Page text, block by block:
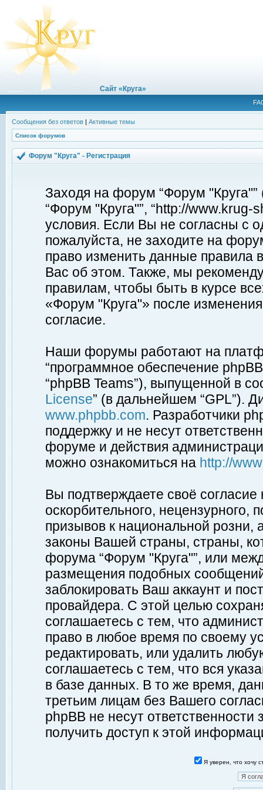
Сайт «Круга»
Сообщения без ответов | Активные темы
Список форумов
Форум "Круга" - Регистрация
Заходя на форум “Форум
“Форум "Круга"”, “http://
условия. Если Вы не согласны с
пожалуйста, не заходите на
право изменить данные правила
Вас об этом. Также, мы
правилам, чтобы быть в курсе
«Форум "Круга"» после
согласие.
Наши форумы работают на
“программное обеспечение
“phpBB Teams”), выпущенной в
License” (в дальнейшем “GPL”).
www.phpbb.com. Разработчики
поддержку и не несут
форуме и действия
можно ознакомиться на http://
Вы подтверждаете своё
оскорбительного, нецензурного,
призывов к национальной
законы Вашей страны, страны,
форума “Форум "Круга"”, или
размещения подобных
заблокировать Ваш аккаунт и
провайдера. С этой целью
соглашаетесь с тем, что
право в любое время по своему
редактировать, или удалить
соглашаетесь с тем, что вся
в базе данных. В то же время,
третьим лицам без Вашего
phpBB не несут ответственности
получить доступ к этой
Я уверен, что хочу